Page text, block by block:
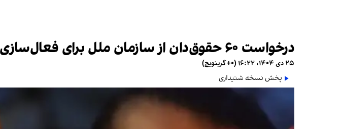
درخواست ۶۰ حقوق‌دان از سازمان ملل برای فعال‌سازی مسئولیت جهانی در قبال جنایت در ایران
۲۵ دی ۱۴۰۴، ۱۶:۲۲ (‎+۰ گرینویچ)
پخش نسخه شنیداری